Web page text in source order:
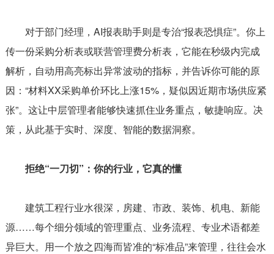
对于部门经理，AI报表助手则是专治“报表恐惧症”。你上
传一份采购分析表或联营管理费分析表，它能在秒级内完成
解析，自动用高亮标出异常波动的指标，并告诉你可能的原
因：“材料XX采购单价环比上涨15%，疑似因近期市场供应紧
张”。这让中层管理者能够快速抓住业务重点，敏捷响应。决
策，从此基于实时、深度、智能的数据洞察。
拒绝“一刀切”：你的行业，它真的懂
建筑工程行业水很深，房建、市政、装饰、机电、新能
源……每个细分领域的管理重点、业务流程、专业术语都差
异巨大。用一个放之四海而皆准的“标准品”来管理，往往会水